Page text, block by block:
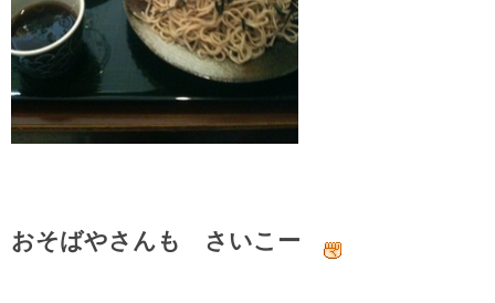
おそばやさんも さいこー